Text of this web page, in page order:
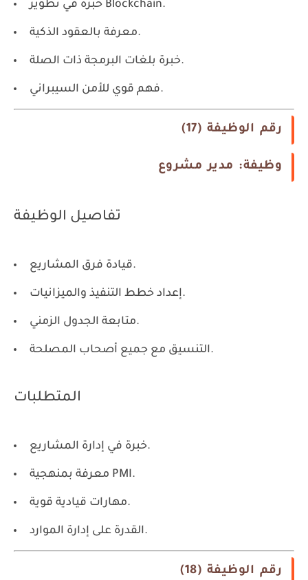
خبرة في تطوير Blockchain.
معرفة بالعقود الذكية.
خبرة بلغات البرمجة ذات الصلة.
فهم قوي للأمن السيبراني.
رقم الوظيفة (17)
وظيفة: مدير مشروع
تفاصيل الوظيفة
قيادة فرق المشاريع.
إعداد خطط التنفيذ والميزانيات.
متابعة الجدول الزمني.
التنسيق مع جميع أصحاب المصلحة.
المتطلبات
خبرة في إدارة المشاريع.
معرفة بمنهجية PMI.
مهارات قيادية قوية.
القدرة على إدارة الموارد.
رقم الوظيفة (18)